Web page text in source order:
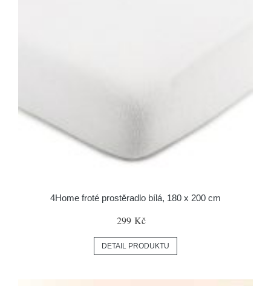
4Home froté prostěradlo bílá, 180 x 200 cm
299 Kč
DETAIL PRODUKTU